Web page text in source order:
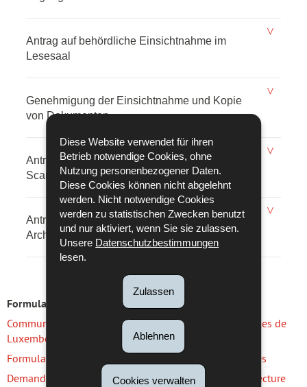
Diese Website verwendet für ihren
Betrieb notwendige Cookies, ohne
Nutzung personenbezogener Daten.
Diese Cookies können nicht abgelehnt
werden. Nicht notwendige Cookies
werden zu statistischen Zwecken benutzt
und nur aktiviert, wenn Sie sie zulassen.
Unsere Datenschutzbestimmungen
lesen.
Zulassen
Ablehnen
Cookies verwalten
Antrag auf behördliche Einsichtnahme im
Lesesaal
Genehmigung der Einsichtnahme und Kopie
von Dokumenten
Antragsformular für die Bereitstellung von
Scans über die Plattform OTX
Antrag zur Rücknahme von abgeliefertem
Archivgut
Formulare
Communications administratives aux Archives nationales de
Luxembourg
Informationsblatt
Formulaire d'inscription pour les producteurs d'archives
Demande de consultation administrative en salle de lecture